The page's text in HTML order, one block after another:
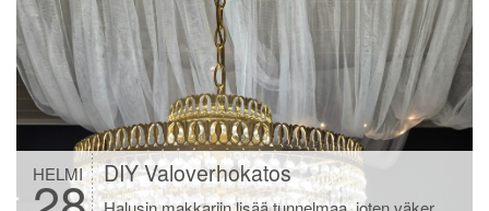
HELMI DIY Valoverhokatos